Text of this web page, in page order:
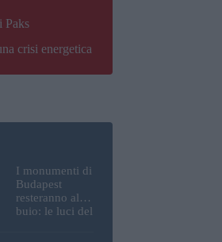
Paks
crisi energetica
I monumenti di
Budapest
resteranno al
buio: le luci del